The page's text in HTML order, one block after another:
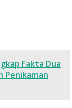
Fakta Dua
Penikaman